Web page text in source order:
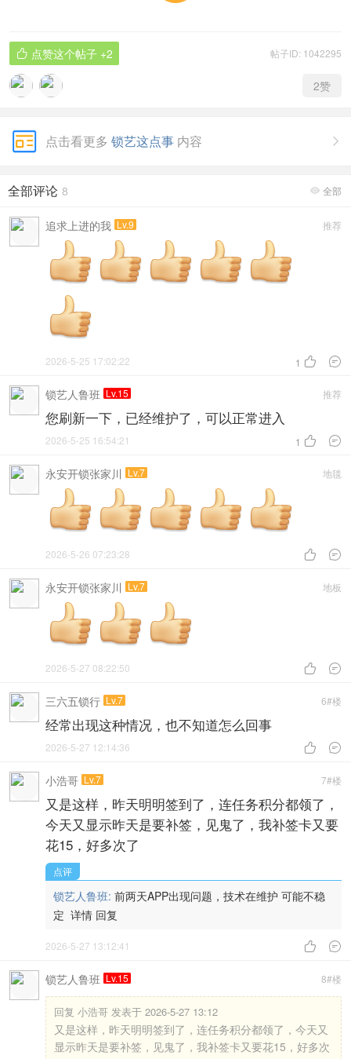
帖子ID: 1042295
 点赞这个帖子 +2
2赞

点击看更多 锁艺这点事 内容
 全部
全部评论 8
推荐
追求上进的我 Lv.9
1  
2026-5-25 17:02:22
推荐
锁艺人鲁班 Lv.15
您刷新一下，已经维护了，可以正常进入
1  
2026-5-25 16:54:21
地毯
永安开锁张家川 Lv.7
 
2026-5-26 07:23:28
地板
永安开锁张家川 Lv.7
 
2026-5-27 08:22:50
6#楼
三六五锁行 Lv.7
经常出现这种情况，也不知道怎么回事
 
2026-5-27 12:14:36
7#楼
小浩哥 Lv.7
又是这样，昨天明明签到了，连任务积分都领了，
今天又显示昨天是要补签，见鬼了，我补签卡又要
花15，好多次了
点评
锁艺人鲁班: 前两天APP出现问题，技术在维护 可能不稳
定 详情 回复
 
2026-5-27 13:12:41
8#楼
锁艺人鲁班 Lv.15
回复 小浩哥 发表于 2026-5-27 13:12
又是这样，昨天明明签到了，连任务积分都领了，今天又
显示昨天是要补签，见鬼了，我补签卡又要花15，好多次